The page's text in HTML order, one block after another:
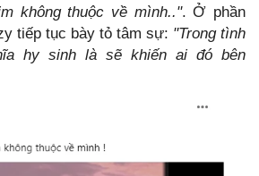
không thuộc về mình..". Ở phần
tiếp tục bày tỏ tâm sự: "Trong tình
hy sinh là sẽ khiến ai đó bên